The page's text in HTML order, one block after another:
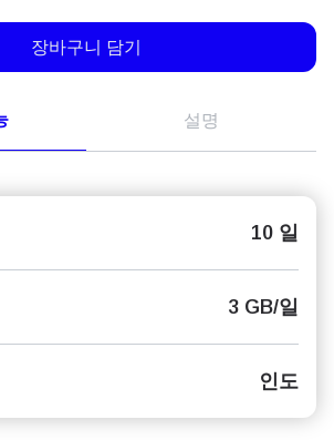
장바구니 담기
설명
10 일
3 GB/일
인도